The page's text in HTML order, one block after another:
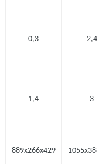
0,3 2,4
1,4 3
889x266x429